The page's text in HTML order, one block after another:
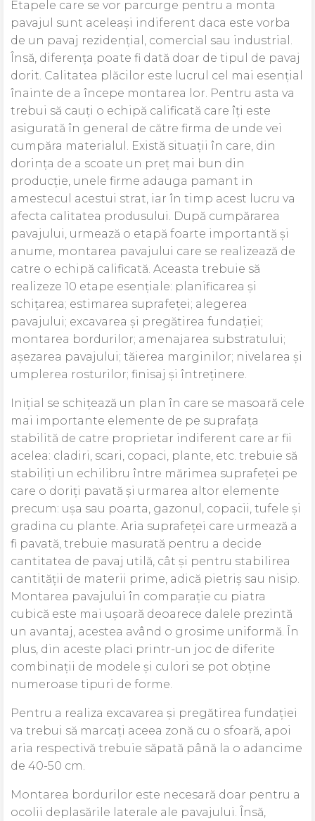
Etapele care se vor parcurge pentru a monta
pavajul sunt aceleași indiferent daca este vorba
de un pavaj rezidențial, comercial sau industrial.
Însă, diferența poate fi dată doar de tipul de pavaj
dorit. Calitatea plăcilor este lucrul cel mai esențial
înainte de a începe montarea lor. Pentru asta va
trebui să cauți o echipă calificată care îți este
asigurată în general de către firma de unde vei
cumpăra materialul. Există situații în care, din
dorința de a scoate un preț mai bun din
producție, unele firme adauga pamant in
amestecul acestui strat, iar în timp acest lucru va
afecta calitatea produsului. După cumpărarea
pavajului, urmează o etapă foarte importantă și
anume, montarea pavajului care se realizează de
catre o echipă calificată. Aceasta trebuie să
realizeze 10 etape esențiale: planificarea și
schițarea; estimarea suprafeței; alegerea
pavajului; excavarea și pregătirea fundației;
montarea bordurilor; amenajarea substratului;
așezarea pavajului; tăierea marginilor; nivelarea și
umplerea rosturilor; finisaj și întreținere.
Inițial se schițează un plan în care se masoară cele
mai importante elemente de pe suprafața
stabilită de catre proprietar indiferent care ar fii
acelea: cladiri, scari, copaci, plante, etc. trebuie să
stabiliți un echilibru între mărimea suprafeței pe
care o doriți pavată și urmarea altor elemente
precum: ușa sau poarta, gazonul, copacii, tufele și
gradina cu plante. Aria suprafeței care urmează a
fi pavată, trebuie masurată pentru a decide
cantitatea de pavaj utilă, cât și pentru stabilirea
cantității de materii prime, adică pietriș sau nisip.
Montarea pavajului în comparație cu piatra
cubică este mai ușoară deoarece dalele prezintă
un avantaj, acestea având o grosime uniformă. În
plus, din aceste placi printr-un joc de diferite
combinații de modele și culori se pot obține
numeroase tipuri de forme.
Pentru a realiza excavarea și pregătirea fundației
va trebui să marcați aceea zonă cu o sfoară, apoi
aria respectivă trebuie săpată până la o adancime
de 40-50 cm.
Montarea bordurilor este necesară doar pentru a
ocolii deplasările laterale ale pavajului. Însă,